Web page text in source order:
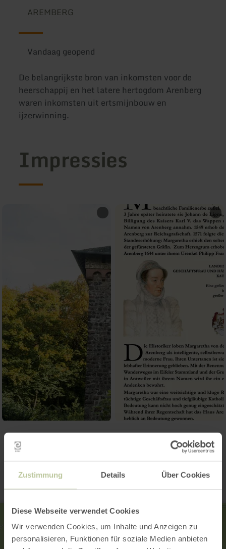
Zustimmung Details Über Cookies
Diese Webseite verwendet Cookies
Wir verwenden Cookies, um Inhalte und Anzeigen zu
personalisieren, Funktionen für soziale Medien anbieten
AREMBERG
Vandaag geopend
De belangrijkste bron van inkomsten voor de
heerschappij en het latere hertogdom Arenberg
waren inkomsten uit ertsmijnbouw en
ijzerwinning.
Impressies
Contact